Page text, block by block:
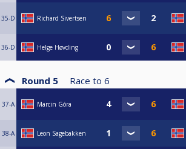
35-D Richard Sivertsen
36-D Helge Høvding
Round 5 Race to 6
37-A Marcin Góra
38-A Leon Sagebakken